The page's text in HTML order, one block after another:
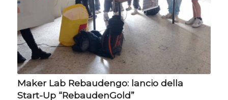
Maker Lab Rebaudengo: lancio della
Start-Up “RebaudenGold”